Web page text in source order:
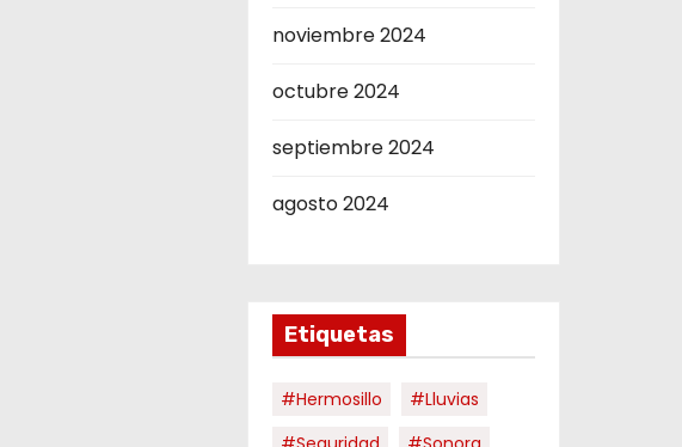
noviembre 2024
octubre 2024
septiembre 2024
agosto 2024
Etiquetas
#hermosillo
#Lluvias